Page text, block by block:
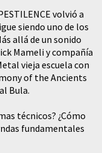
volvió a
siendo uno de los
allá de un sonido
Mameli y compañía
vieja escuela con
of the Ancients
Bula.
técnicos? ¿Cómo
fundamentales